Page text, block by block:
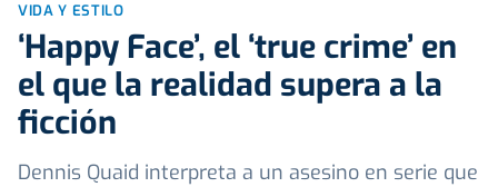
VIDA Y ESTILO
‘Happy Face’, el ‘true crime’ en
el que la realidad supera a la
ficción
Dennis Quaid interpreta a un asesino en serie que